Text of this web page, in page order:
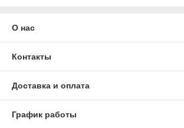
О нас
Контакты
Доставка и оплата
График работы